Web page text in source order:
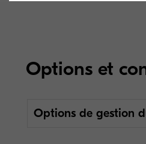
Options et
Options de gestion